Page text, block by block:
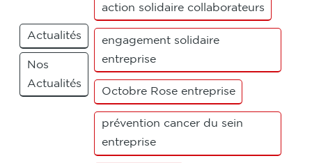
Actualités
Nos
Actualités
action solidaire collaborateurs
engagement solidaire
entreprise
Octobre Rose entreprise
prévention cancer du sein
entreprise